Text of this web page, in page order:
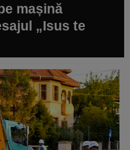
mașină
„Isus te